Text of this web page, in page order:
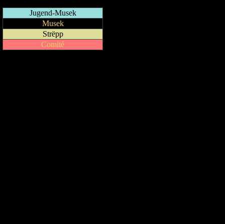
Jugend-Musek
Musek
Strëpp
Comité